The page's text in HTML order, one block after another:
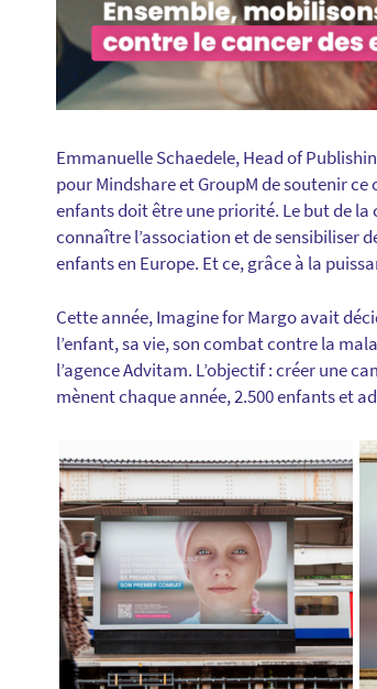
Emmanuelle Schaedele, Head of
pour Mindshare et GroupM de soutenir
enfants doit être une priorité. Le but de la
connaître l’association et de sensibiliser
enfants en Europe. Et ce, grâce à la
Cette année, Imagine for Margo avait
l’enfant, sa vie, son combat contre la
l’agence Advitam. L’objectif : créer une
mènent chaque année, 2.500 enfants et